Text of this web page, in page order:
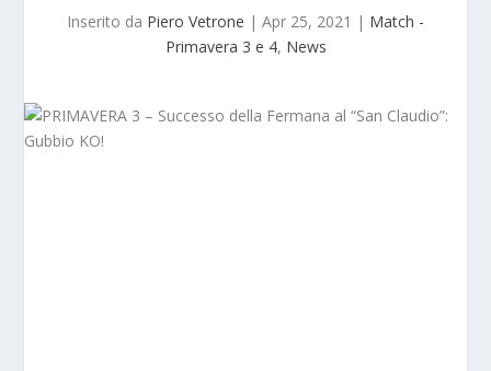
Inserito da Piero Vetrone | Apr 25, 2021 | Match -
Primavera 3 e 4, News